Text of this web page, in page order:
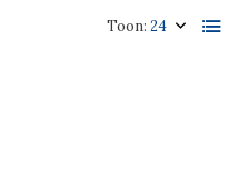
Toon: